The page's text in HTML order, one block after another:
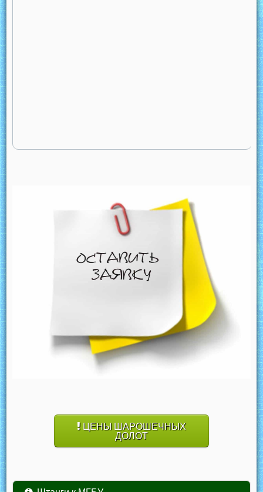
ЦЕНЫ ШАРОШЕЧНЫХ
ДОЛОТ